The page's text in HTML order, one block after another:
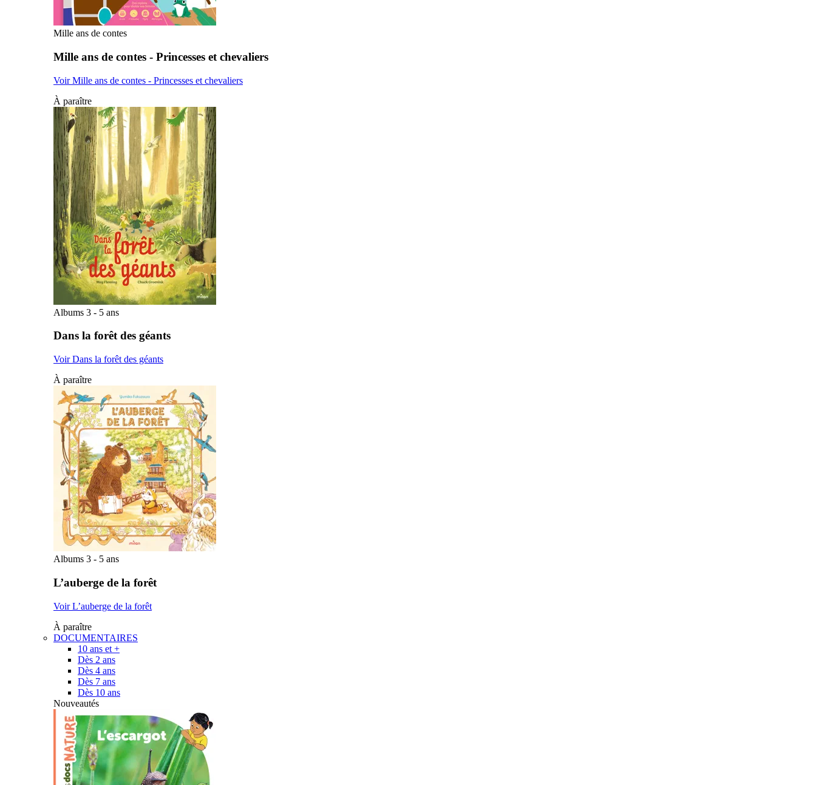
Mille ans de contes
Mille ans de contes - Princesses et chevaliers
Voir Mille ans de contes - Princesses et chevaliers
À paraître
Albums 3 - 5 ans
Dans la forêt des géants
Voir Dans la forêt des géants
À paraître
Albums 3 - 5 ans
L’auberge de la forêt
Voir L’auberge de la forêt
À paraître
DOCUMENTAIRES
10 ans et +
Dès 2 ans
Dès 4 ans
Dès 7 ans
Dès 10 ans
Nouveautés